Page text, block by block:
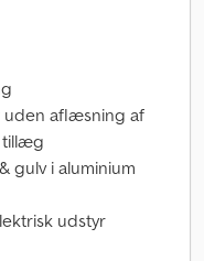
uden aflæsning af
tillæg
gulv i aluminium
udstyr